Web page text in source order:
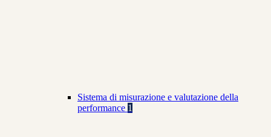
Sistema di misurazione e valutazione della
performance 1